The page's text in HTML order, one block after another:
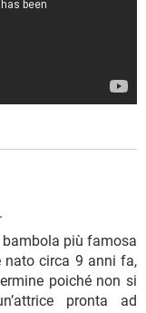
più famosa
nato circa 9 anni fa,
poiché non si
pronta ad